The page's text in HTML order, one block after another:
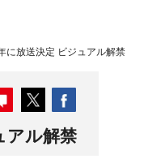
に放送決定 ビジュアル解禁
アル解禁